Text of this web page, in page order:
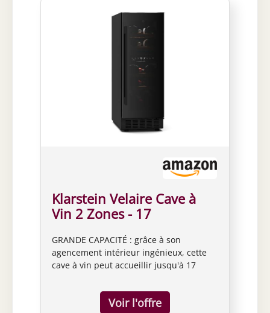
Klarstein Velaire Cave à
Vin 2 Zones - 17
Encastrable, LED, Porte
UV, Silencieux, Clayettes
Bois, Frigo Vin Multi-
Températures
GRANDE CAPACITÉ : grâce à son
agencement intérieur ingénieux, cette
cave à vin peut accueillir jusqu'à 17
vin souhaitant optimiser l'espace.
DOUBLE ZONE : deux zones de